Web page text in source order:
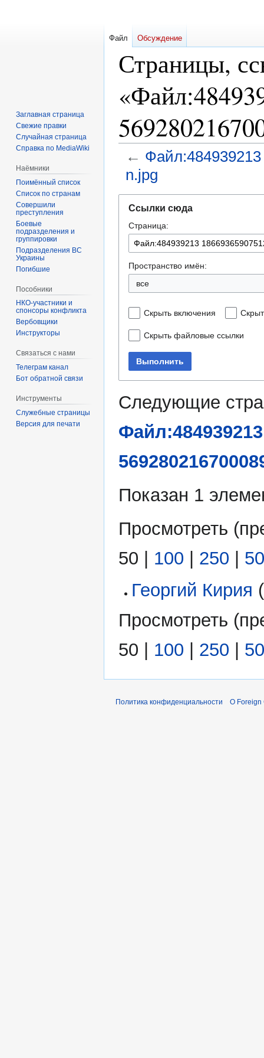
Страницы,
← Файл:484939213
n.jpg
навигации
поиску
Ссылки сюда
Страница:
Пространство имён:
все
Скрыть включения
Скрыть файловые ссылки
Выполнить
Следующие
Показан 1
Просмотреть (
50 | 100 | 250 |
Георгий Кирия
Просмотреть (
50
100 250
Файл Обсуждение
Заглавная страница
Свежие правки
Случайная страница
Справка по MediaWiki
Наёмники
Поимённый список
Список по странам
Совершили
преступления
Боевые
подразделения и
группировки
Подразделения ВС
Украины
Погибшие
Пособники
спонсоры конфликта
‏‎Вербовщики
Инструкторы
Связаться с нами
Телеграм канал
Бот обратной связи
Инструменты
Служебные страницы
Версия для печати
Политика конфиденциальности О Foreign